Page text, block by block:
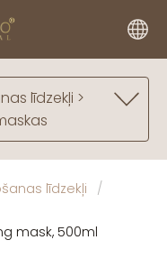
līdzekļi >
līdzekļi
mask, 500ml